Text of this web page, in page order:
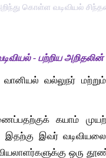
கொள்ள வடிவியல்
- பற்றிய
வல்லுநர்
கயாம்
இதற்கு இவர்
ஒரு